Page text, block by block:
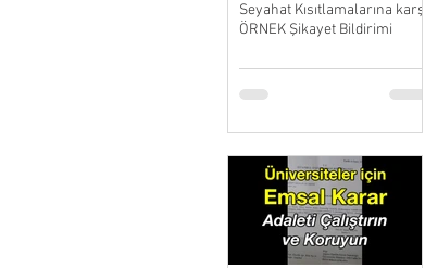
Seyahat Kısıtlamalarına
ÖRNEK Şikayet Bildirimi